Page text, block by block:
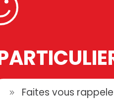
Faites vous